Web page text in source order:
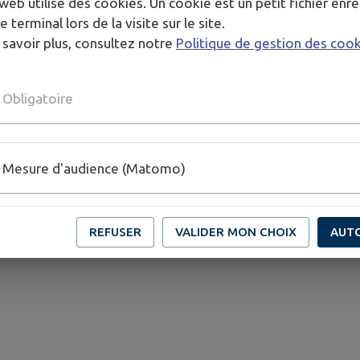
des œuvres de l'esprit protégées par les articles
notamment par extraction, téléchargement,
et privé dans un but non commercial de
prévues tant par le Code de la propriété
droit des marques (articles L.716-9 et suivants) que
(CGU)
sont consultables à l'adresse suivante:
terminal lors de la visite sur le site.
savoir plus, consultez notre Politique de gestion des
Obligatoire
Mesure d'audience (Matomo)
REFUSER VALIDER MON CHOIX